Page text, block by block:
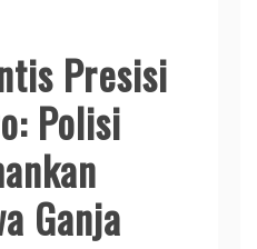
Presisi
Polisi
Ganja